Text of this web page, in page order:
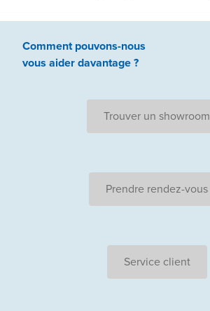
Comment pouvons-nous
vous aiderdavantage ?
Trouver un showroom
Prendre rendez-vous
Service client